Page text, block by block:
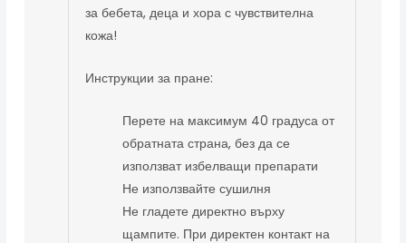
за бебета, деца и хора с чувствителна
кожа!
Инструкции за пране:
Перете на максимум 40 градуса от
обратната страна, без да се
използват избелващи препарати
Не използвайте сушилня
Не гладете директно върху
щампите. При директен контакт на